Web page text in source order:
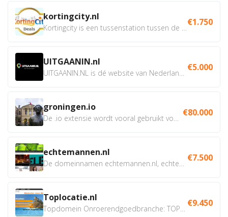
kortingcity.nl €1.750
UITGAANIN.nl €5.000
groningen.io €80.000
echtemannen.nl €7.500
Toplocatie.nl €9.450